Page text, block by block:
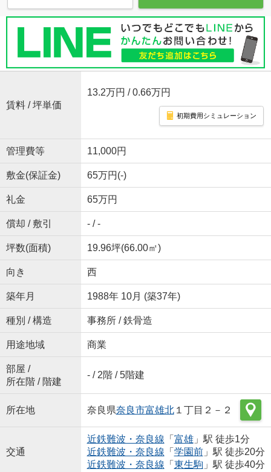
賃料 / 坪単価
13.2万円 / 0.66万円
初期費用シミュレーション
管理費等 11,000円
敷金(保証金) 65万円(-)
礼金 65万円
償却 / 敷引 - / -
坪数(面積) 19.96坪(66.00㎡)
向き 西
築年月 1988年 10月 (築37年)
種別 / 構造 事務所 / 鉄骨造
用途地域 商業
部屋 /
所在階 / 階建
- / 2階 / 5階建
所在地 奈良県奈良市富雄北１丁目２－２
交通
近鉄難波・奈良線 「 富雄」駅 徒歩1分
近鉄難波・奈良線 「 学園前」駅 徒歩20分
近鉄難波・奈良線 「 東生駒」駅 徒歩40分